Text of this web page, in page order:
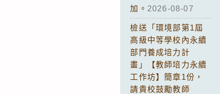
加。 2026-08-07
檢送「環境部第1屆
高級中等學校內永續
部門養成培力計
畫」【教師培力永續
工作坊】簡章1份，
請貴校鼓勵教師